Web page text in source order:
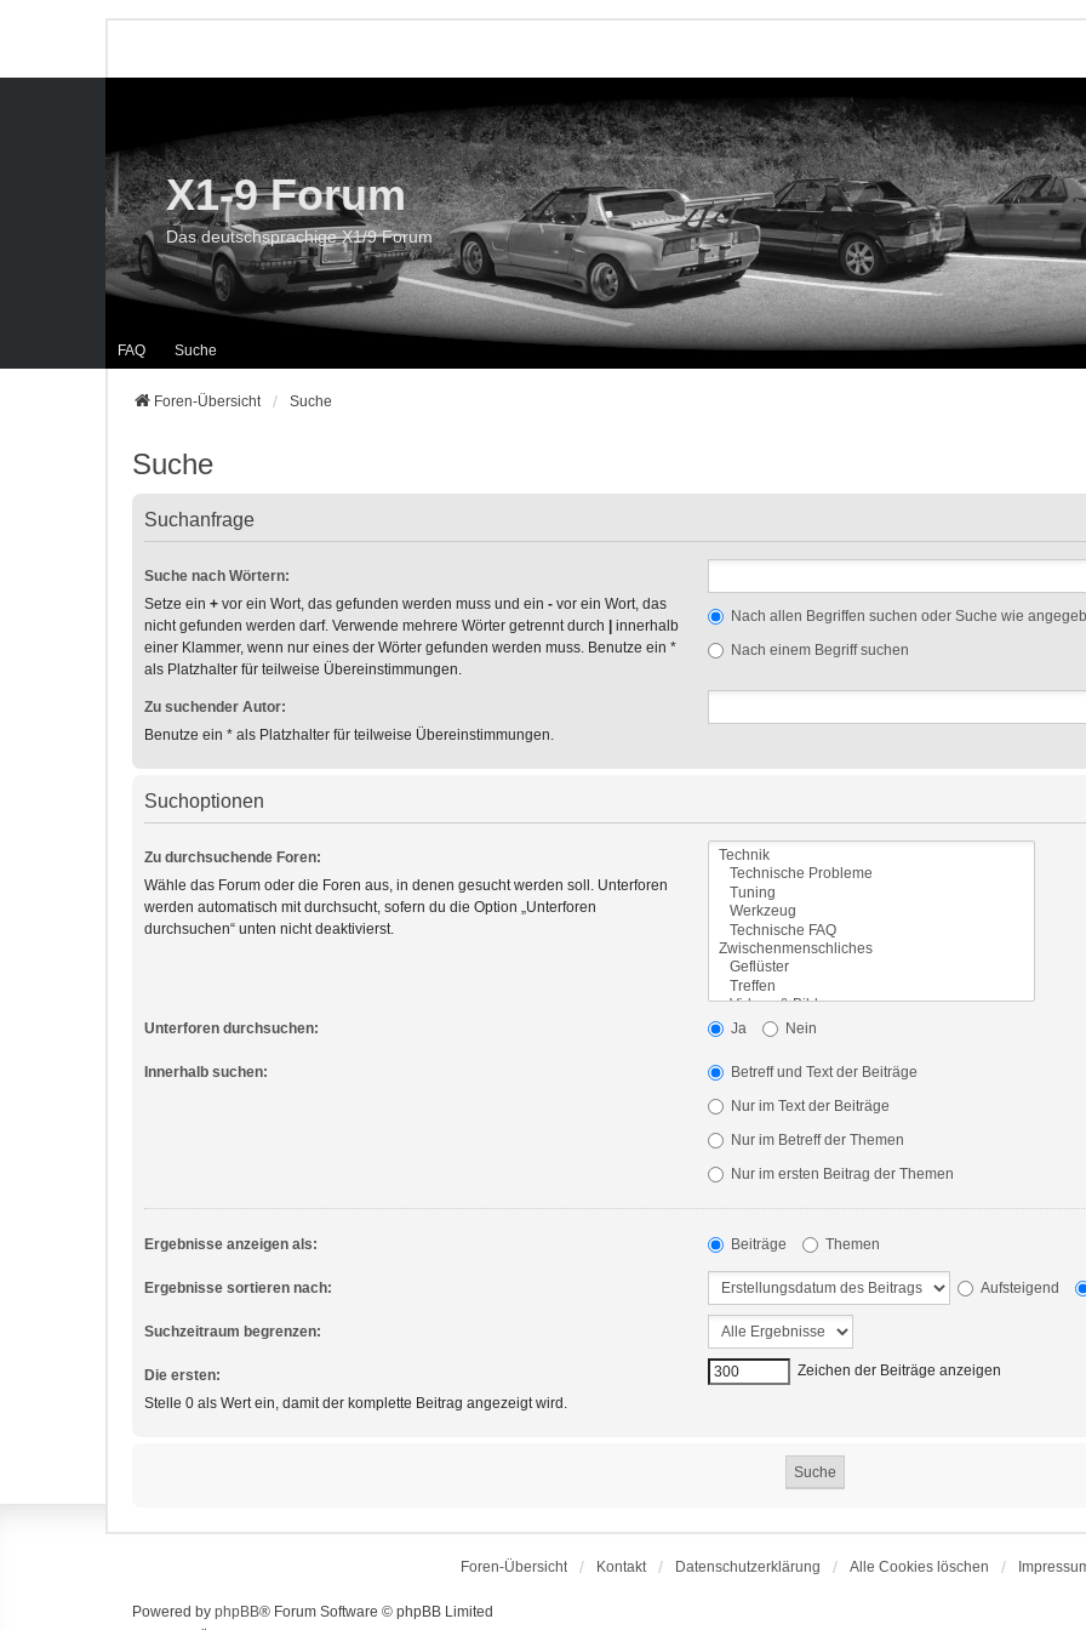
FAQ Suche
X1-9 Forum
Das deutschsprachige X1/9 Forum
Foren-Übersicht Suche
Suche
Suchanfrage
Suche nach Wörtern:
Setze ein + vor ein Wort, das gefunden werden muss und ein - vor ein Wort, das
nicht gefunden werden darf. Verwende mehrere Wörter getrennt durch
innerhalb
einer Klammer, wenn nur eines der Wörter gefunden werden muss. Benutze ein *
als Platzhalter für teilweise Übereinstimmungen.
Nach allen Begriffen suchen oder Suche wie
Nach einem Begriff suchen
Zu suchender Autor:
Benutze ein * als Platzhalter für teilweise Übereinstimmungen.
Suchoptionen
Zu durchsuchende Foren:
Wähle das Forum oder die Foren aus, in denen gesucht werden soll. Unterforen
werden automatisch mit durchsucht, sofern du die Option „Unterforen
durchsuchen“ unten nicht deaktivierst.
Unterforen durchsuchen: Ja Nein
Innerhalb suchen:
Betreff und Text der Beiträge
Nur im Text der Beiträge
Nur im Betreff der Themen
Nur im ersten Beitrag der Themen
Ergebnisse anzeigen als: Beiträge Themen
Ergebnisse sortieren nach: Aufsteigend
Suchzeitraum begrenzen:
Die ersten:
Stelle 0 als Wert ein, damit der komplette Beitrag angezeigt wird.
Zeichen der Beiträge anzeigen
Foren-Übersicht Kontakt Datenschutzerklärung Alle Cookies löschen
Powered by phpBB® Forum Software © phpBB Limited